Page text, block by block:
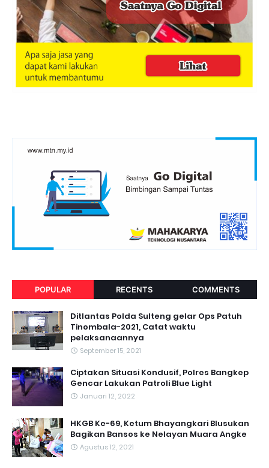
POPULAR RECENTS COMMENTS
Ditlantas Polda Sulteng gelar Ops Patuh
Tinombala-2021, Catat waktu
pelaksanaannya
September 15, 2021
Ciptakan Situasi Kondusif, Polres Bangkep
Gencar Lakukan Patroli Blue Light
Januari 12, 2022
HKGB Ke-69, Ketum Bhayangkari Blusukan
Bagikan Bansos ke Nelayan Muara Angke
Agustus 12, 2021